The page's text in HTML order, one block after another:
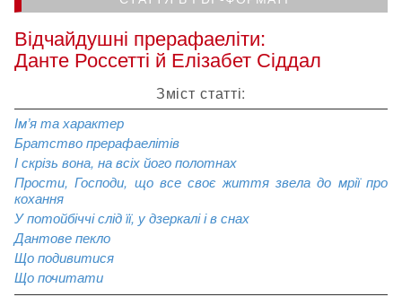
Відчайдушні прерафаеліти:
Данте Россетті й Елізабет Сіддал
Зміст статті:
Ім’я та характер
Братство прерафаелітів
І скрізь вона, на всіх його полотнах
Прости, Господи, що все своє життя звела до мрії про
кохання
У потойбіччі слід її, у дзеркалі і в снах
Дантове пекло
Що подивитися
Що почитати